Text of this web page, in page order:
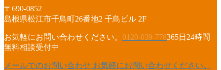
〒690-0852
島根県松江市千鳥町26番地2 千鳥ビル 2F
お気軽にお問い合わせください。 0120-039-778365日24時間
無料相談受付中
メールでのお問い合わせ お気軽にお問い合わせください。